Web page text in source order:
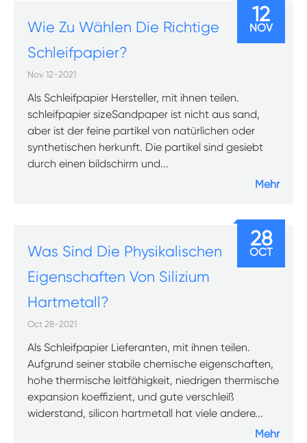
Wie Zu Wählen Die Richtige
Schleifpapier?
Nov 12-2021
Als Schleifpapier Hersteller, mit ihnen teilen.
schleifpapier sizeSandpaper ist nicht aus sand,
aber ist der feine partikel von natürlichen oder
synthetischen herkunft. Die partikel sind gesiebt
durch einen bildschirm und...
Mehr
12
NOV
Was Sind Die Physikalischen
Eigenschaften Von Silizium
Hartmetall?
Oct 28-2021
Als Schleifpapier Lieferanten, mit ihnen teilen.
Aufgrund seiner stabile chemische eigenschaften,
hohe thermische leitfähigkeit, niedrigen thermische
expansion koeffizient, und gute verschleiß
widerstand, silicon hartmetall hat viele andere...
Mehr
28
OCT